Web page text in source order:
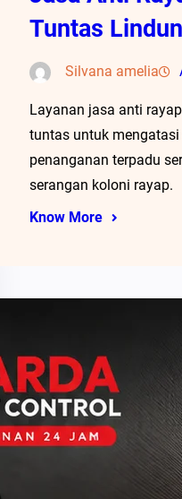
Tuntas
Silvana amelia
Layanan jasa anti
tuntas untuk
penanganan terpadu
serangan koloni rayap.
Know More